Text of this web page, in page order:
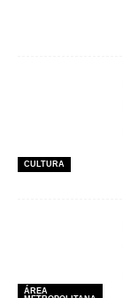
CULTURA
ÁREA